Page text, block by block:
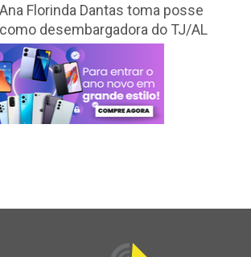
Ana Florinda Dantas toma posse
como desembargadora do TJ/AL